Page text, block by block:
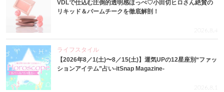
VDLで仕込む圧倒的透明感ほっぺ♡小田切ヒロさん絶賛の
リキッド＆バームチークを徹底解剖！
2026.8.4
ライフスタイル
【2026年8／1(土)〜8／15(土)】運気UPの12星座別“ファッ
ションアイテム”占い-itSnap Magazine-
2026.8.1